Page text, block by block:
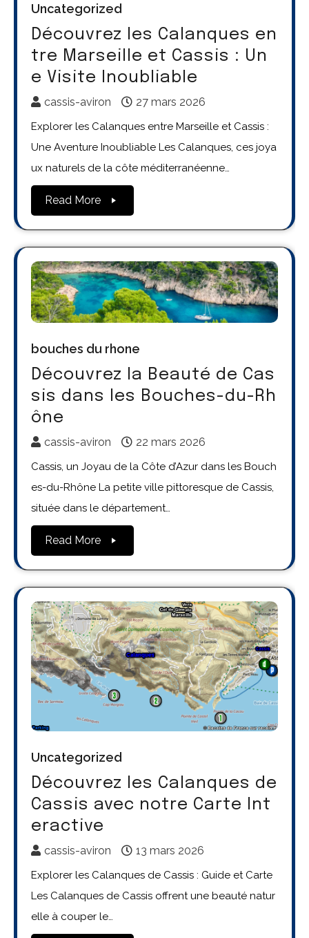
Uncategorized
Découvrez les Calanques en
tre Marseille et Cassis : Un
e Visite Inoubliable
cassis-aviron 27 mars 2026
Explorer les Calanques entre Marseille et Cassis :
Une Aventure Inoubliable Les Calanques, ces joya
ux naturels de la côte méditerranéenne…
Read More
bouches du rhone
Découvrez la Beauté de Cas
sis dans les Bouches-du-Rh
ône
cassis-aviron 22 mars 2026
Cassis, un Joyau de la Côte d’Azur dans les Bouch
es-du-Rhône La petite ville pittoresque de Cassis,
située dans le département…
Read More
Uncategorized
Découvrez les Calanques de
Cassis avec notre Carte Int
eractive
cassis-aviron 13 mars 2026
Explorer les Calanques de Cassis : Guide et Carte
Les Calanques de Cassis offrent une beauté natur
elle à couper le…